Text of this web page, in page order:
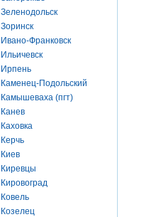
Зеленодольск
Зоринск
Ивано-Франковск
Ильичевск
Ирпень
Каменец-Подольский
Камышеваха (пгт)
Канев
Каховка
Керчь
Киев
Киревцы
Кировоград
Ковель
Козелец